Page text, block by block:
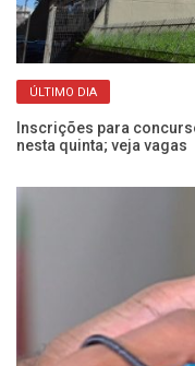
ÚLTIMO DIA
Inscrições para
nesta quinta; veja vagas